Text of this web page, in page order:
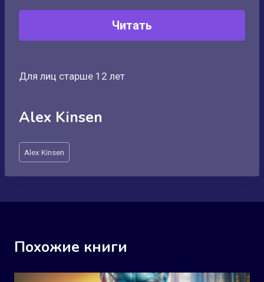
Читать
Для лиц старше 12 лет
Alex Kinsen
Метки
записи:
Alex Kinsen
Похожие книги